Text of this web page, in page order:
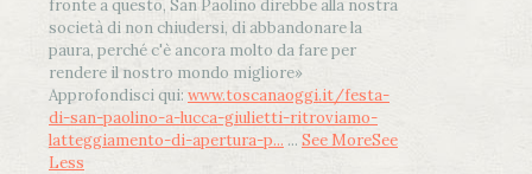
fronte a questo, San Paolino direbbe alla nostra
società di non chiudersi, di abbandonare la
paura, perché c'è ancora molto da fare per
rendere il nostro mondo migliore»
Approfondisci qui: www.toscanaoggi.it/festa-
di-san-paolino-a-lucca-giulietti-ritroviamo-
latteggiamento-di-apertura-p... ... See MoreSee
Less